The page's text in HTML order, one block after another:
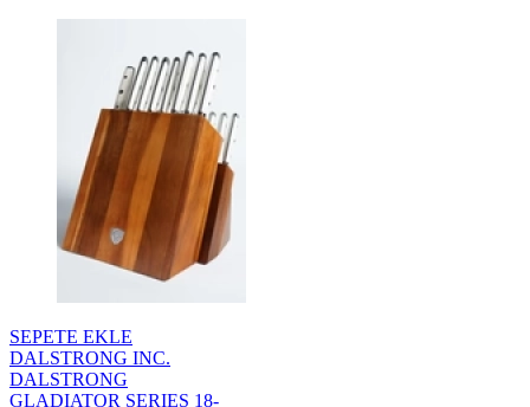
SEPETE EKLE
DALSTRONG INC.
DALSTRONG
GLADIATOR SERIES 18-